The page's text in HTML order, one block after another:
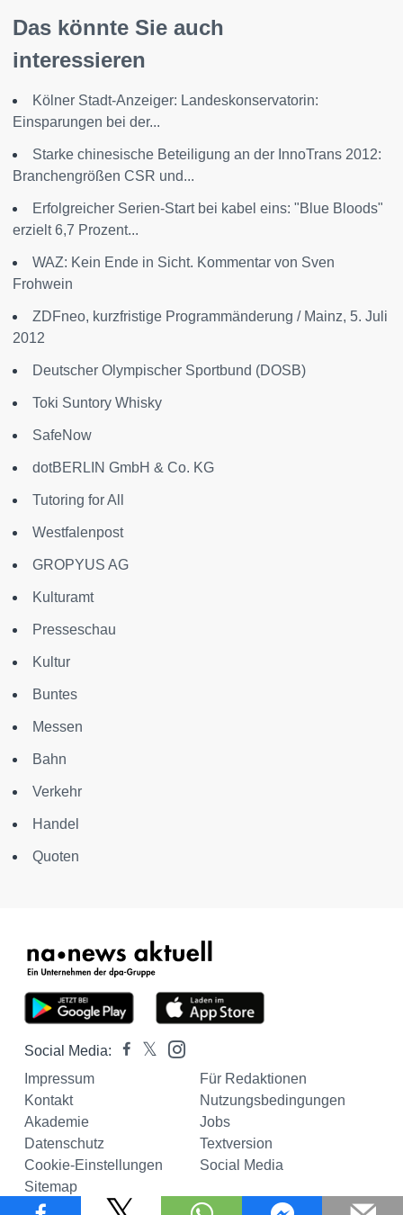
Das könnte Sie auch
interessieren
Kölner Stadt-Anzeiger: Landeskonservatorin:
Einsparungen bei der...
Starke chinesische Beteiligung an der InnoTrans 2012:
Branchengrößen CSR und...
Erfolgreicher Serien-Start bei kabel eins: "Blue Bloods"
erzielt 6,7 Prozent...
WAZ: Kein Ende in Sicht. Kommentar von Sven
Frohwein
ZDFneo, kurzfristige Programmänderung / Mainz, 5. Juli
2012
Deutscher Olympischer Sportbund (DOSB)
Toki Suntory Whisky
SafeNow
dotBERLIN GmbH & Co. KG
Tutoring for All
Westfalenpost
GROPYUS AG
Kulturamt
Presseschau
Kultur
Buntes
Messen
Bahn
Verkehr
Handel
Quoten
Social Media:
Impressum
Für Redaktionen
Kontakt
Nutzungsbedingungen
Akademie
Jobs
Datenschutz
Textversion
Cookie-Einstellungen
Social Media
Sitemap